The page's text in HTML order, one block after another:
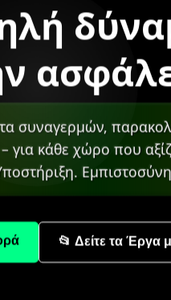
συναγερμών,
για κάθε χώρο που
📂 Δείτε τα Έργα